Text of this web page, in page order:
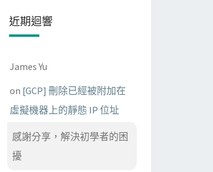
近期迴響
James Yu
on [GCP] 刪除已經被附加在
虛擬機器上的靜態 IP 位址
感謝分享，解決初學者的困
擾